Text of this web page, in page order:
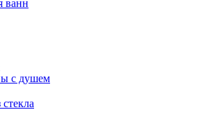
ванн
с душем